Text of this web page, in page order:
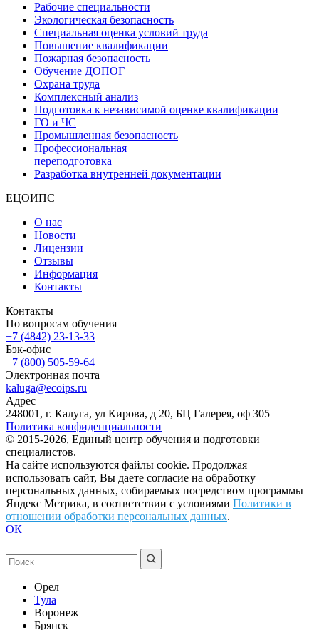
Рабочие специальности
Экологическая безопасность
Специальная оценка условий труда
Повышение квалификации
Пожарная безопасность
Обучение ДОПОГ
Охрана труда
Комплексный анализ
Подготовка к независимой оценке квалификации
ГО и ЧС
Промышленная безопасность
Профессиональная
переподготовка
Разработка внутренней документации
ЕЦОИПС
О нас
Новости
Лицензии
Отзывы
Информация
Контакты
Контакты
По вопросам обучения
+7 (4842) 23-13-33
Бэк-офис
+7 (800) 505-59-64
Электронная почта
kaluga@ecoips.ru
Адрес
248001, г. Калуга, ул Кирова, д 20, БЦ Галерея, оф 305
Политика конфиденциальности
© 2015-2026, Единый центр обучения и подготовки
специалистов.
На сайте используются файлы cookie. Продолжая
использовать сайт, Вы даете согласие на обработку
персональных данных, собираемых посредством программы
Яндекс Метрика, в соответствии с условиями Политики в
отношении обработки персональных данных.
ОК
Орел
Тула
Воронеж
Брянск